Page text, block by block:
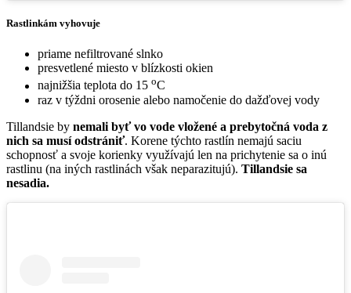
Rastlinkám vyhovuje
priame nefiltrované slnko
presvetlené miesto v blízkosti okien
najnižšia teplota do 15 oC
raz v týždni orosenie alebo namočenie do dažďovej vody
Tillandsie by nemali byť vo vode vložené a prebytočná voda z
nich sa musí odstrániť. Korene týchto rastlín nemajú saciu
schopnosť a svoje korienky využívajú len na prichytenie sa o inú
rastlinu (na iných rastlinách však neparazitujú). Tillandsie sa
nesadia.